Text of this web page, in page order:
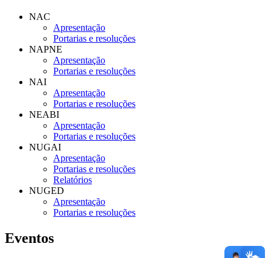
NAC
Apresentação
Portarias e resoluções
NAPNE
Apresentação
Portarias e resoluções
NAI
Apresentação
Portarias e resoluções
NEABI
Apresentação
Portarias e resoluções
NUGAI
Apresentação
Portarias e resoluções
Relatórios
NUGED
Apresentação
Portarias e resoluções
Eventos